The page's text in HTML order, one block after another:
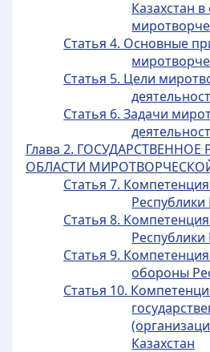
Казахстан
Статья 4. Основные
Статья 5. Цели
Статья 6. Задачи
Глава 2.
ОБЛАСТИ
Статья 7.
Республики
Статья 8.
Республики
Статья 9.
обороны
Статья 10.
Казахстан